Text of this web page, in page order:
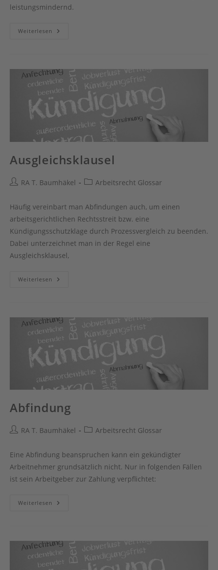
leistungsmindernd.
Weiterlesen Abfindungen
Ausgleichsklausel
Beitrags-
RA T. Baumhäkel
Beitrags-
Arbeitsrecht Glossar
Häufig vereinbart man Abfindungen auch, um einen
arbeitsgerichtlichen Rechtsstreit bzw. eine
Kündigungsschutzklage durch Prozessvergleich zu beenden.
Dabei unterzeichnet man in der Regel eine
Ausgleichsklausel,
Weiterlesen Ausgleichsklausel
Abfindung
Beitrags-
RA T. Baumhäkel
Beitrags-
Arbeitsrecht Glossar
Eine Abfindung beanspruchen kann ein gekündigter
Arbeitnehmer grundsätzlich nicht. Nur in folgenden Fällen
ist sein Arbeitgeber zur Zahlung verpflichtet:
Weiterlesen Abfindung